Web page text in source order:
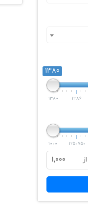
1380
1380 1386
1000 1250750
از 1,000